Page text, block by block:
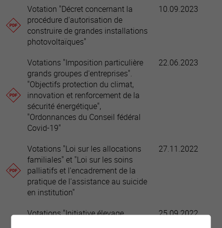
Votation "Décret concernant la
procédure d'autorisation de
construire de grandes installations
photovoltaïques"
10.09.2023
Votations "Imposition particulière
grands groupes d'entreprises".
"Objectifs protection du climat,
innovation et renforcement de la
sécurité énergétique",
"Ordonnances du Conseil fédéral
Covid-19"
22.06.2023
Votations "Loi sur les allocations
familiales" et "Loi sur les soins
palliatifs et l'encadrement de la
pratique de l'assistance au suicide
en institution"
27.11.2022
Votations "Initiative élevage
25.09.2022